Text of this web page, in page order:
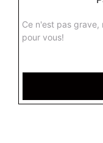
Ce n'est pas
pour vous!